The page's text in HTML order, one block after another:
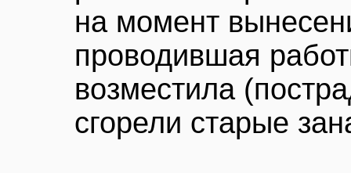
на момент
проводившая
возместила
сгорели старые